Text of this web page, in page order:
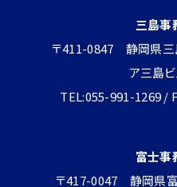
三島事
〒411-0847 静岡県三
ア三島ビ
TEL:055-991-1269 /
富士事
〒417-0047 静岡県